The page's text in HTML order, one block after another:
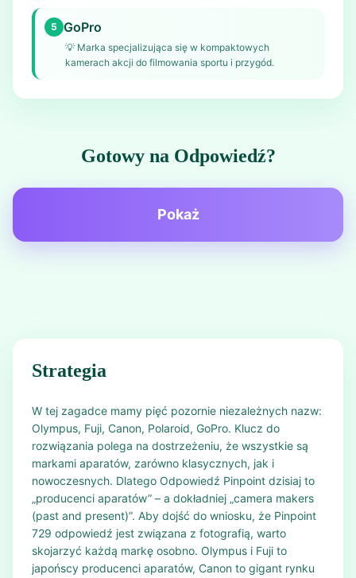
5 GoPro
💡 Marka specjalizująca się w kompaktowych
kamerach akcji do filmowania sportu i przygód.
Gotowy na Odpowiedź?
Pokaż
Strategia
W tej zagadce mamy pięć pozornie niezależnych nazw:
Olympus, Fuji, Canon, Polaroid, GoPro. Klucz do
rozwiązania polega na dostrzeżeniu, że wszystkie są
markami aparatów, zarówno klasycznych, jak i
nowoczesnych. Dlatego Odpowiedź Pinpoint dzisiaj to
„producenci aparatów” – a dokładniej „camera makers
(past and present)”. Aby dojść do wniosku, że Pinpoint
729 odpowiedź jest związana z fotografią, warto
skojarzyć każdą markę osobno. Olympus i Fuji to
japońscy producenci aparatów, Canon to gigant rynku